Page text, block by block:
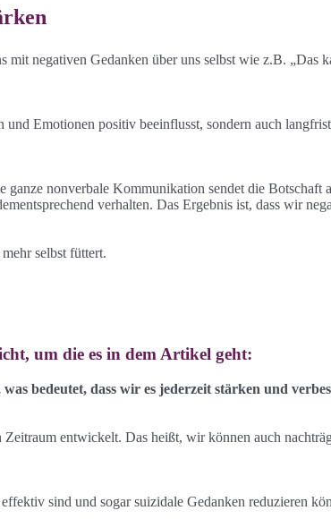
negativen Gedanken über uns selbst wie z.B.
Emotionen positiv beeinflusst, sondern auch
nonverbale Kommunikation sendet die
verhalten. Das Ergebnis ist, dass wir
selbst füttert.
um die es in dem Artikel geht:
bedeutet, dass wir es jederzeit stärken und
entwickelt. Das heißt, wir können auch
sind und sogar suizidale Gedanken reduzieren